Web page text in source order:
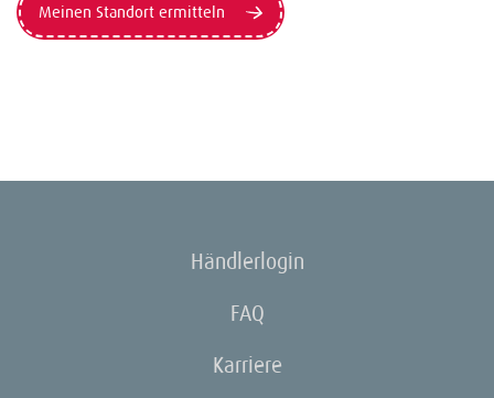
Meinen Standort ermitteln
Händlerlogin
FAQ
Karriere